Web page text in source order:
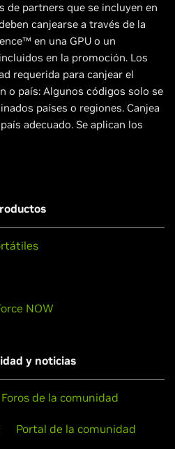
de partners que se incluyen en
canjearse a través de la
en una GPU o un
en la promoción. Los
requerida para canjear el
o país: Algunos códigos solo se
países o regiones. Canjea
adecuado. Se aplican los
NOW
y noticias
Foros de la comunidad
Portal de la comunidad